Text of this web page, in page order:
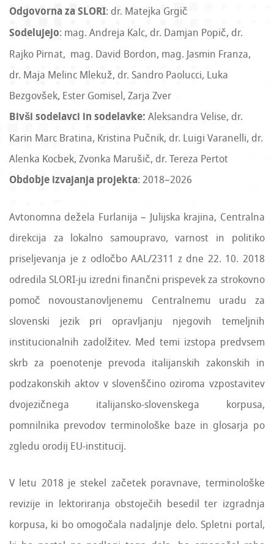
Odgovorna za SLORI: dr. Matejka Grgič
Sodelujejo: mag. Andreja Kalc, dr. Damjan Popič, dr.
Rajko Pirnat, mag. David Bordon, mag. Jasmin Franza,
dr. Maja Melinc Mlekuž, dr. Sandro Paolucci, Luka
Bezgovšek, Ester Gomisel, Zarja Zver
Bivši sodelavci in sodelavke: Aleksandra Velise, dr.
Karin Marc Bratina, Kristina Pučnik, dr. Luigi Varanelli, dr.
Alenka Kocbek, Zvonka Marušič, dr. Tereza Pertot
Obdobje izvajanja projekta: 2018–2026
Avtonomna dežela Furlanija – Julijska krajina, Centralna
direkcija za lokalno samoupravo, varnost in politiko
priseljevanja je z odločbo AAL/2311 z dne 22. 10. 2018
odredila SLORI-ju izredni finančni prispevek za strokovno
pomoč novoustanovljenemu Centralnemu uradu za
slovenski jezik pri opravljanju njegovih temeljnih
institucionalnih zadolžitev. Med temi izstopa predvsem
skrb za poenotenje prevoda italijanskih zakonskih in
podzakonskih aktov v slovenščino oziroma vzpostavitev
dvojezičnega italijansko-slovenskega korpusa,
pomnilnika prevodov terminološke baze in glosarja po
zgledu orodij EU-institucij.
V letu 2018 je stekel začetek poravnave, terminološke
revizije in lektoriranja obstoječih besedil ter izgradnja
korpusa, ki bo omogočala nadaljnje delo. Spletni portal,